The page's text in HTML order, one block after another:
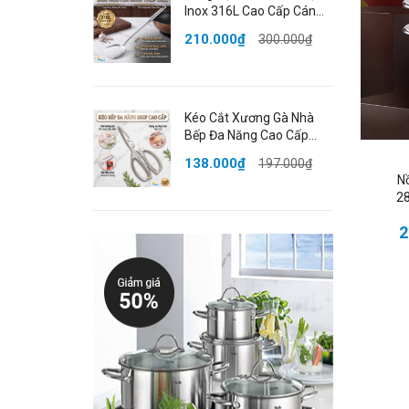
✔️
Inox 316L Cao Cấp Cán
Toàn Đạt Chất Lượng
210.000₫ 300.000₫
Kéo Cắt Xương Gà Nhà
Bếp Đa Năng Cao Cấp
Lượng LFGB Đức SSGP
138.000₫ 197.000₫